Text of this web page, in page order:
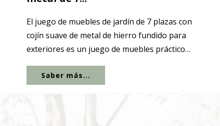
El juego de muebles de jardín de 7 plazas con
cojín suave de metal de hierro fundido para
exteriores es un juego de muebles práctico
Saber más...